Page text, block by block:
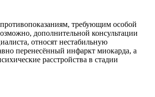
требующим особой
дополнительной консультации
относят нестабильную
перенесённый инфаркт миокарда, а
расстройства в стадии